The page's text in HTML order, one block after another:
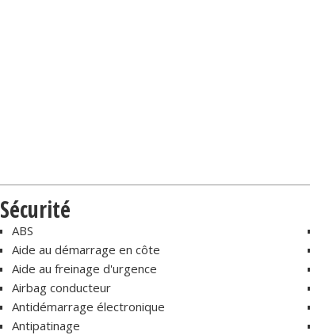
Sécurité
ABS
Aide au démarrage en côte
Aide au freinage d'urgence
Airbag conducteur
Antidémarrage électronique
Antipatinage